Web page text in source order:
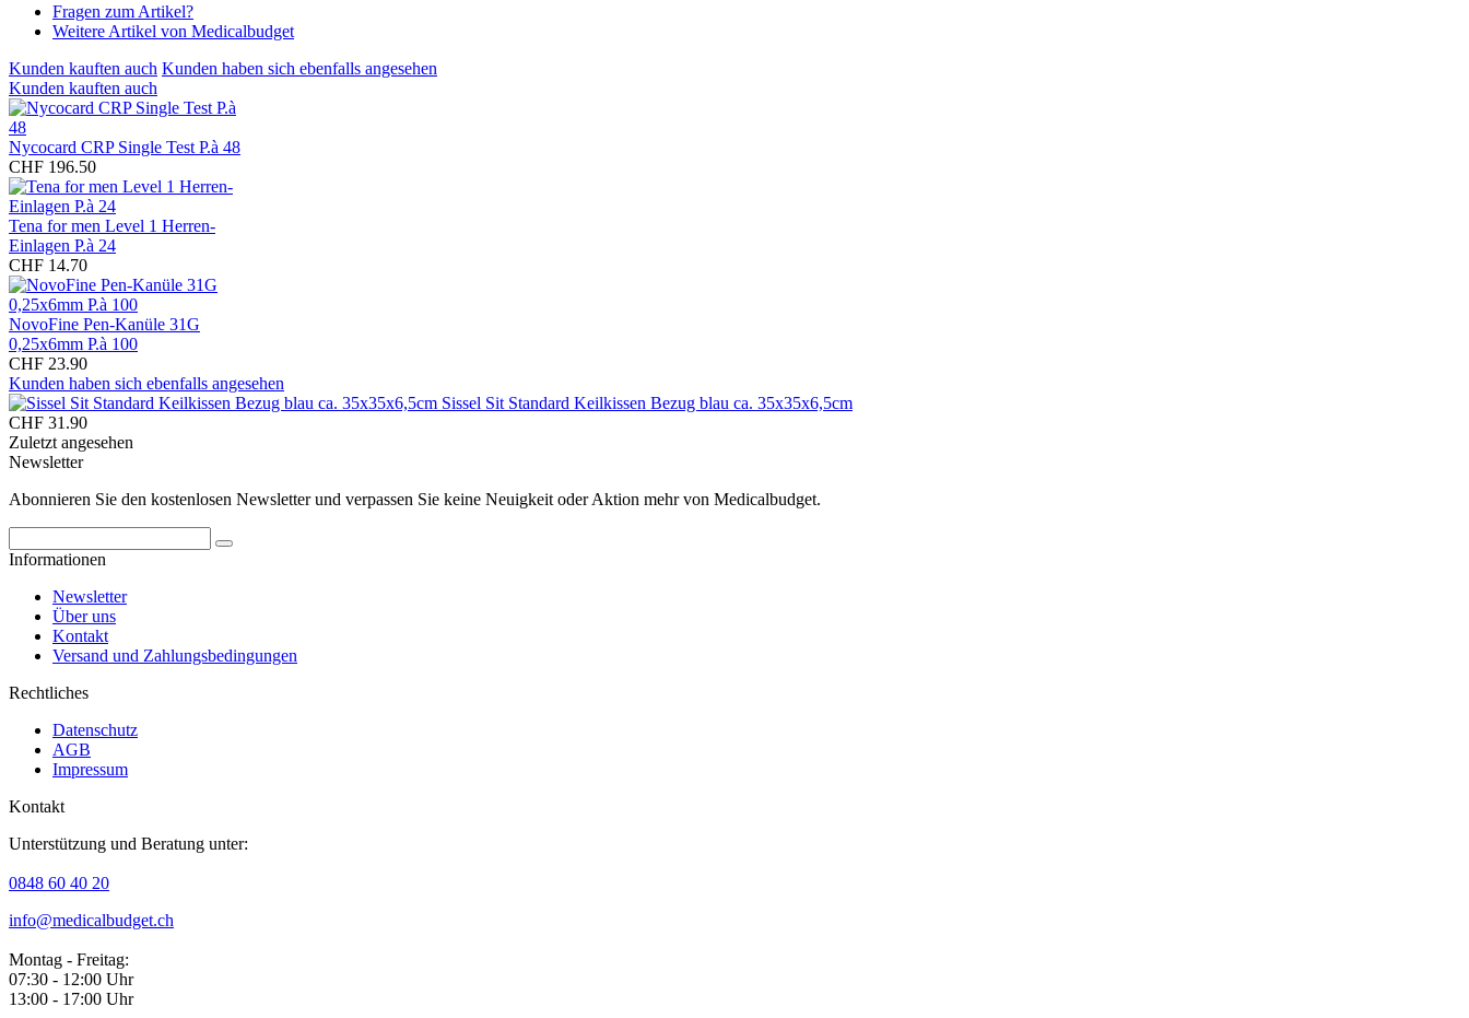
Fragen zum Artikel?
Weitere Artikel von Medicalbudget
Kunden kauften auch Kunden haben sich ebenfalls angesehen
Kunden kauften auch
Nycocard CRP Single Test P.à 48
CHF 196.50
Tena for men Level 1 Herren-
Einlagen P.à 24
CHF 14.70
NovoFine Pen-Kanüle 31G
0,25x6mm P.à 100
CHF 23.90
Kunden haben sich ebenfalls angesehen
Sissel Sit Standard Keilkissen Bezug blau ca. 35x35x6,5cm
CHF 31.90
Zuletzt angesehen
Newsletter
Abonnieren Sie den kostenlosen Newsletter und verpassen Sie keine Neuigkeit oder Aktion mehr von Medicalbudget.
Informationen
Newsletter
Über uns
Kontakt
Versand und Zahlungsbedingungen
Rechtliches
Datenschutz
AGB
Impressum
Kontakt
Unterstützung und Beratung unter:
0848 60 40 20
info@medicalbudget.ch
Montag - Freitag:
07:30 - 12:00 Uhr
13:00 - 17:00 Uhr